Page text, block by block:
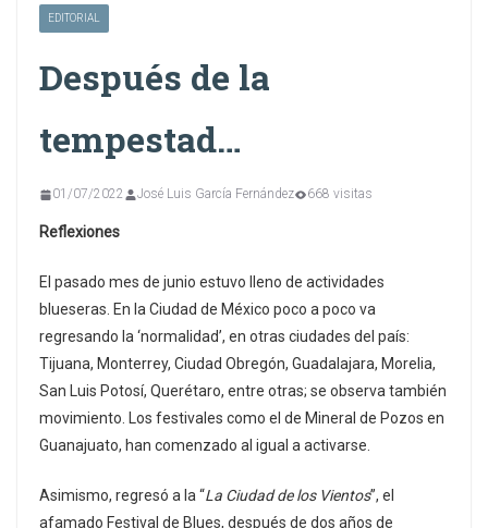
EDITORIAL
Después de la
tempestad…
01/07/2022 José Luis García Fernández 668 visitas
Reflexiones
El pasado mes de junio estuvo lleno de actividades
blueseras. En la Ciudad de México poco a poco va
regresando la ‘normalidad’, en otras ciudades del país:
Tijuana, Monterrey, Ciudad Obregón, Guadalajara, Morelia,
San Luis Potosí, Querétaro, entre otras; se observa también
movimiento. Los festivales como el de Mineral de Pozos en
Guanajuato, han comenzado al igual a activarse.
Asimismo, regresó a la “La Ciudad de los Vientos”, el
afamado Festival de Blues, después de dos años de